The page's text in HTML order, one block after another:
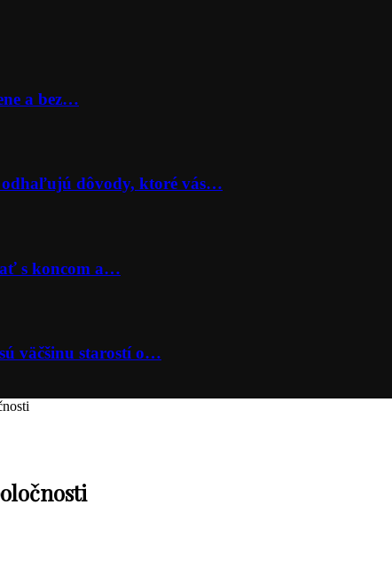
a bez…
odhaľujú dôvody, ktoré vás…
s koncom a…
väčšinu starostí o…